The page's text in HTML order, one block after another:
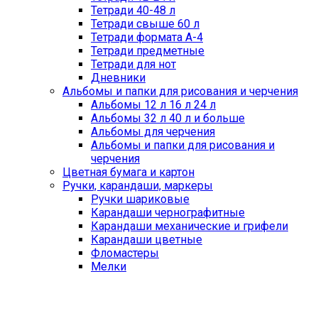
Тетради 40-48 л
Тетради свыше 60 л
Тетради формата А-4
Тетради предметные
Тетради для нот
Дневники
Альбомы и папки для рисования и черчения
Альбомы 12 л 16 л 24 л
Альбомы 32 л 40 л и больше
Альбомы для черчения
Альбомы и папки для рисования и
черчения
Цветная бумага и картон
Ручки, карандаши, маркеры
Ручки шариковые
Карандаши чернографитные
Карандаши механические и грифели
Карандаши цветные
Фломастеры
Мелки